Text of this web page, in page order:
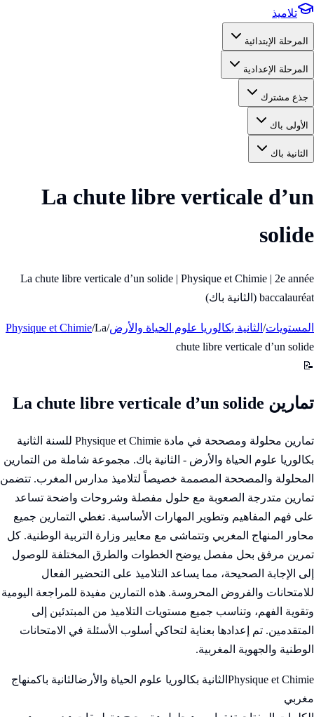
تلاميذ
المرحلة الإبتدائية
المرحلة الإعدادية
جذع مشترك
الأولى باك
الثانية باك
La chute libre verticale d’un
solide
La chute libre verticale d’un solide | Physique et Chimie | 2e année
baccalauréat (الثانية باك)
المستويات/ الثانية بكالوريا علوم الحياة والأرض/
Physique et Chimie/La
chute libre verticale d’un solide
📝
تمارين La chute libre verticale d’un solide
تمارين محلولة ومصححة في مادة Physique et Chimie للسنة الثانية
بكالوريا علوم الحياة والأرض - الثانية باك. مجموعة شاملة من التمارين
المحلولة والمصححة المصممة خصيصاً لتلاميذ مدارس المغرب. تتضمن
تمارين متدرجة الصعوبة مع حلول مفصلة وشروحات واضحة تساعد
على فهم المفاهيم وتطوير المهارات الأساسية. تغطي التمارين جميع
محاور المنهاج المغربي وتتماشى مع معايير وزارة التربية الوطنية. كل
تمرين مرفق بحل مفصل يوضح الخطوات والطرق المختلفة للوصول
إلى الإجابة الصحيحة، مما يساعد التلاميذ على التحضير الفعال
للامتحانات والفروض المحروسة. هذه التمارين مفيدة للمراجعة اليومية
وتقوية الفهم، وتناسب جميع مستويات التلاميذ من المبتدئين إلى
المتقدمين. تم إعدادها بعناية لتحاكي أسلوب الأسئلة في الامتحانات
الوطنية والجهوية المغربية.
Physique et Chimie الثانية بكالوريا علوم الحياة والأرضالثانية باكمنهاج
مغربي